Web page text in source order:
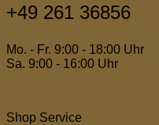
+49 261 36856
Mo. - Fr. 9:00 - 18:00 Uhr
Sa. 9:00 - 16:00 Uhr
Shop Service